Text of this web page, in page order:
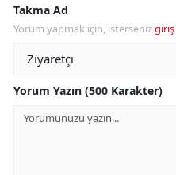
Takma Ad
Yorum yapmak için, istersenizgiriş
Yorum Yazın (500 Karakter)